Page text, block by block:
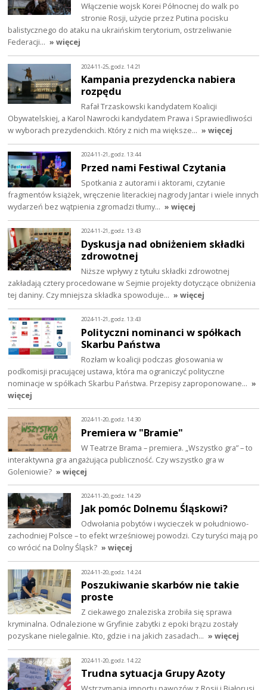
Włączenie wojsk Korei Północnej do walk po
stronie Rosji, użycie przez Putina pocisku
balistycznego do ataku na ukraińskim terytorium, ostrzeliwanie
Federacji… » więcej
2024-11-25, godz. 14:21
Kampania prezydencka nabiera
rozpędu
Rafał Trzaskowski kandydatem Koalicji
Obywatelskiej, a Karol Nawrocki kandydatem Prawa i Sprawiedliwości
w wyborach prezydenckich. Który z nich ma większe… » więcej
2024-11-21, godz. 13:44
Przed nami Festiwal Czytania
Spotkania z autorami i aktorami, czytanie
fragmentów książek, wręczenie literackiej nagrody Jantar i wiele innych
wydarzeń bez wątpienia zgromadzi tłumy… » więcej
2024-11-21, godz. 13:43
Dyskusja nad obniżeniem składki
zdrowotnej
Niższe wpływy z tytułu składki zdrowotnej
zakładają cztery procedowane w Sejmie projekty dotyczące obniżenia
tej daniny. Czy mniejsza składka spowoduje… » więcej
2024-11-21, godz. 13:43
Polityczni nominanci w spółkach
Skarbu Państwa
Rozłam w koalicji podczas głosowania w
podkomisji pracującej ustawa, która ma ograniczyć polityczne
nominacje w spółkach Skarbu Państwa. Przepisy zaproponowane… »
więcej
2024-11-20, godz. 14:30
Premiera w "Bramie"
W Teatrze Brama – premiera. „Wszystko gra” – to
interaktywna gra angażująca publiczność. Czy wszystko gra w
Goleniowie? » więcej
2024-11-20, godz. 14:29
Jak pomóc Dolnemu Śląskowi?
Odwołania pobytów i wycieczek w południowo-
zachodniej Polsce – to efekt wrześniowej powodzi. Czy turyści mają po
co wrócić na Dolny Śląsk? » więcej
2024-11-20, godz. 14:24
Poszukiwanie skarbów nie takie
proste
Z ciekawego znaleziska zrobiła się sprawa
kryminalna. Odnalezione w Gryfinie zabytki z epoki brązu zostały
pozyskane nielegalnie. Kto, gdzie i na jakich zasadach… » więcej
2024-11-20, godz. 14:22
Trudna sytuacja Grupy Azoty